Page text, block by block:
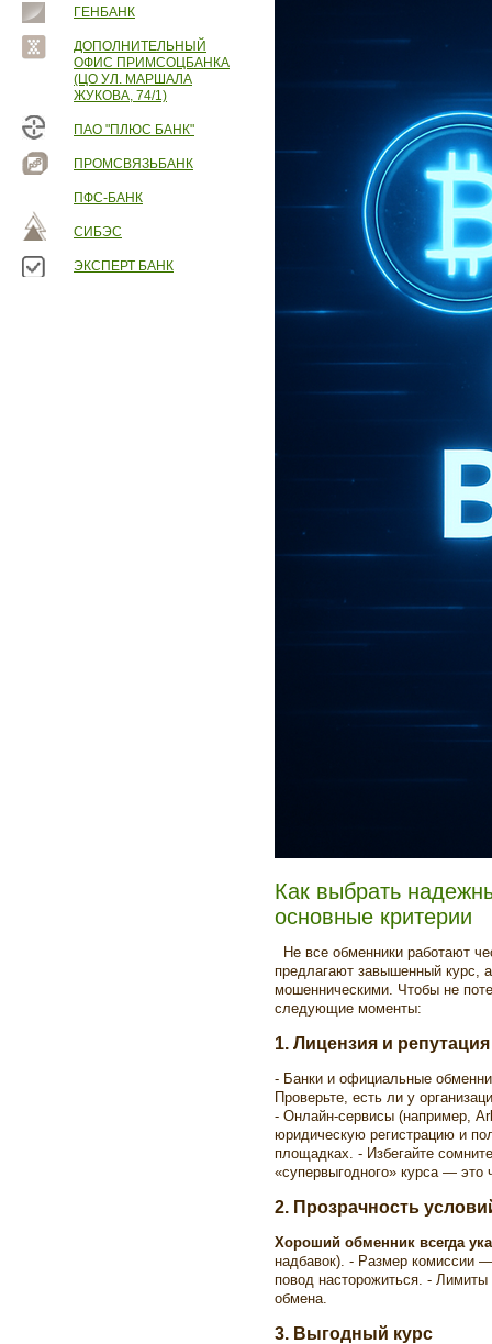
ГЕНБАНК
ДОПОЛНИТЕЛЬНЫЙ
ОФИС ПРИМСОЦБАНКА
(ЦО УЛ. МАРШАЛА
ЖУКОВА, 74/1)
ПАО "ПЛЮС БАНК"
ПРОМСВЯЗЬБАНК
ПФС-БАНК
СИБЭС
ЭКСПЕРТ БАНК
Как выбрать
основные критерии
Не все обменники работают
предлагают завышенный курс,
мошенническими. Чтобы не
следующие моменты:
1. Лицензия и репутация
- Банки и официальные
Проверьте, есть ли у
- Онлайн-сервисы (например,
юридическую регистрацию и
площадках. - Избегайте
«супервыгодного» курса — это
2. Прозрачность
Хороший обменник всегда
надбавок). - Размер комиссии
повод насторожиться. -
обмена.
3. Выгодный курс